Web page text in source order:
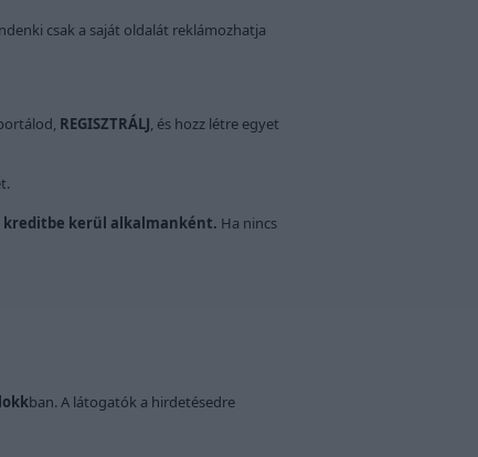
csak a saját oldalát reklámozhatja
REGISZTRÁLJ, és hozz létre egyet
kreditbe kerül alkalmanként. Ha nincs
ban. A látogatók a hirdetésedre